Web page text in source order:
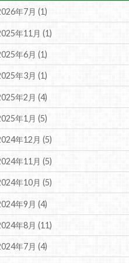
年7月 (1)
年11月 (1)
年6月 (1)
年3月 (1)
年2月 (4)
年1月 (5)
年12月 (5)
年11月 (5)
年10月 (5)
年9月 (4)
年8月 (11)
年7月 (4)